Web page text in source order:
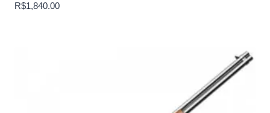
R$1,840.00